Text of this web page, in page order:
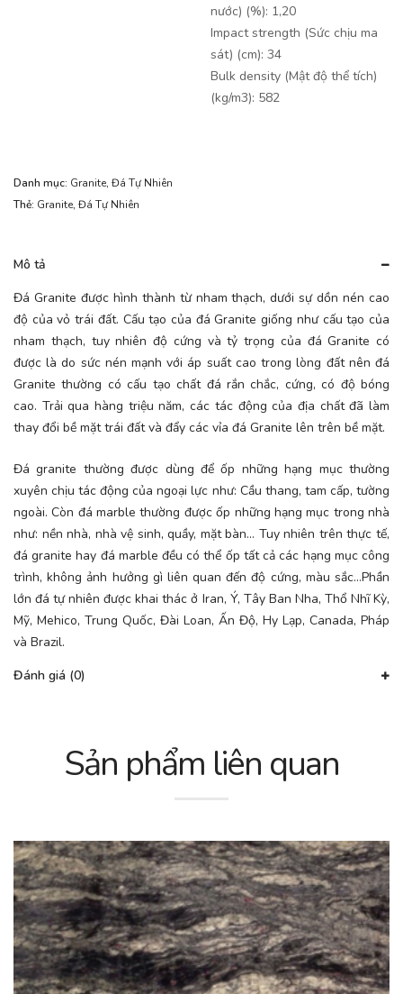
nước) (%): 1,20
Impact strength (Sức chịu ma
sát) (cm): 34
Bulk density (Mật độ thể tích)
(kg/m3): 582
Danh mục: Granite, Đá Tự Nhiên
Thẻ: Granite, Đá Tự Nhiên
Mô tả
Đá Granite được hình thành từ nham thạch, dưới sự dồn nén cao
độ của vỏ trái đất. Cấu tạo của đá Granite giống như cấu tạo của
nham thạch, tuy nhiên độ cứng và tỷ trọng của đá Granite có
được là do sức nén mạnh với áp suất cao trong lòng đất nên đá
Granite thường có cấu tạo chất đá rắn chắc, cứng, có độ bóng
cao. Trải qua hàng triệu năm, các tác động của địa chất đã làm
thay đổi bề mặt trái đất và đẩy các vỉa đá Granite lên trên bề mặt.
Đá granite thường được dùng để ốp những hạng mục thường
xuyên chịu tác động của ngoại lực như: Cầu thang, tam cấp, tường
ngoài. Còn đá marble thường được ốp những hạng mục trong nhà
như: nền nhà, nhà vệ sinh, quầy, mặt bàn… Tuy nhiên trên thực tế,
đá granite hay đá marble đều có thể ốp tất cả các hạng mục công
trình, không ảnh hưởng gì liên quan đến độ cứng, màu sắc…Phần
lớn đá tự nhiên được khai thác ở Iran, Ý, Tây Ban Nha, Thổ Nhĩ Kỳ,
Mỹ, Mehico, Trung Quốc, Đài Loan, Ấn Độ, Hy Lạp, Canada, Pháp
và Brazil.
Đánh giá (0)
Sản phẩm liên quan